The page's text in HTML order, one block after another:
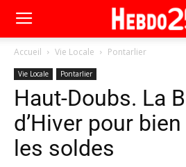
Accueil Vie Locale Pontarlier
Vie Locale Pontarlier
Haut-Doubs. La
d’Hiver pour
les soldes